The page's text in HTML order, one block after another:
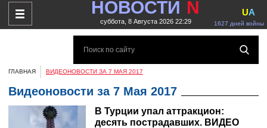
НОВОСТИ N
суббота, 8 Августа 2026 22:29 1627 дней войны
UA
ГЛАВНАЯ ВИДЕОНОВОСТИ ЗА 7 МАЯ 2017
Видеоновости за 7 Мая 2017
В Турции упал аттракцион:
десять пострадавших. ВИДЕО